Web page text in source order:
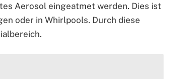
Aerosol eingeatmet werden. Dies ist
oder in Whirlpools. Durch diese